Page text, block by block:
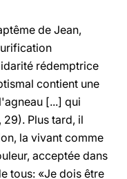
de Jean,
rédemptrice
contient une
[...] qui
29). Plus tard, il
la vivant comme
acceptée dans
tous: «Je dois être